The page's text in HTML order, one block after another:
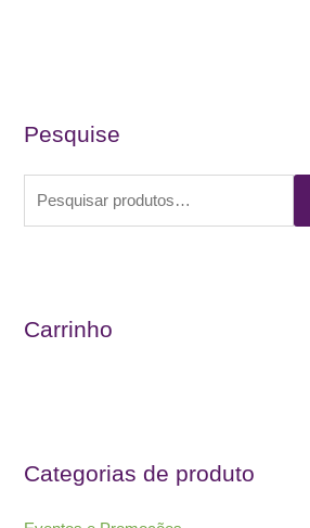
Pesquise
p
Carrinho
Categorias de produto